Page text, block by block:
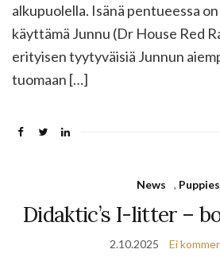
alkupuolella. Isänä pentueessa
käyttämä Junnu (Dr House Red
erityisen tyytyväisiä Junnun
tuomaan […]
News , Puppies
Didaktic’s I-litter –
2.10.2025 Ei